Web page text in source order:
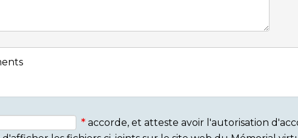
accorde, et atteste avoir l'autorisation